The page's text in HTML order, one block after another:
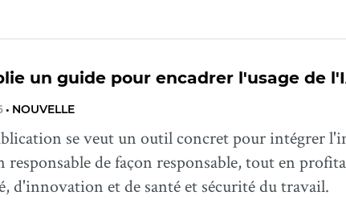
un guide pour encadrer l'usage de
• NOUVELLE
se veut un outil concret pour intégrer
responsable de façon responsable, tout en
d'innovation et de santé et sécurité du travail.